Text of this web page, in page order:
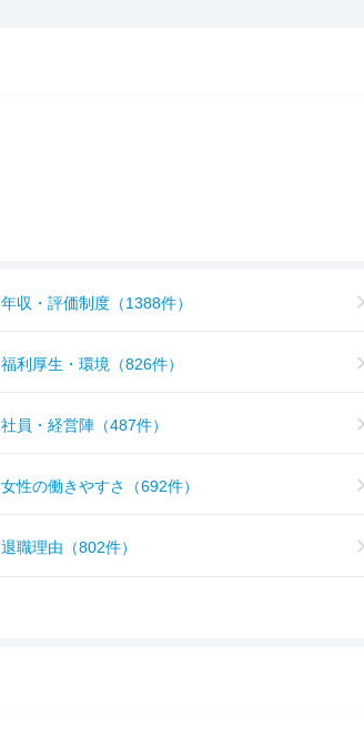
年収・評価制度（1388件）
福利厚生・環境（826件）
社員・経営陣（487件）
女性の働きやすさ（692件）
退職理由（802件）